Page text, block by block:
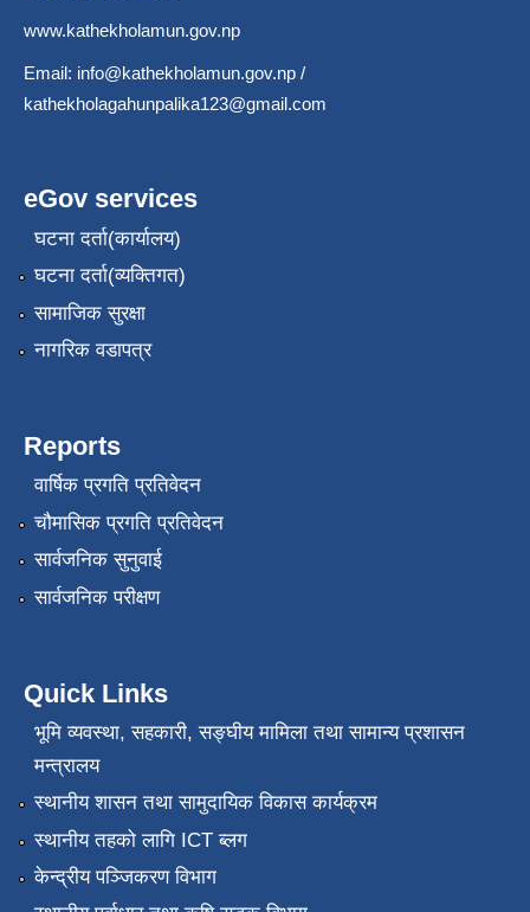
www.kathekholamun.gov.np
Email: info@kathekholamun.gov.np /
kathekholagahunpalika123@gmail.com
eGov services
घटना दर्ता(कार्यालय)
घटना दर्ता(व्यक्तिगत)
सामाजिक सुरक्षा
नागरिक वडापत्र
Reports
वार्षिक प्रगति प्रतिवेदन
चौमासिक प्रगति प्रतिवेदन
सार्वजनिक सुनुवाई
सार्वजनिक परीक्षण
Quick Links
भूमि व्यवस्था, सहकारी, सङ्‍घीय मामिला तथा सामान्य प्रशासन
मन्त्रालय
स्थानीय शासन तथा सामुदायिक विकास कार्यक्रम
स्थानीय तहको लागि ICT ब्लग
केन्द्रीय पञ्जिकरण विभाग